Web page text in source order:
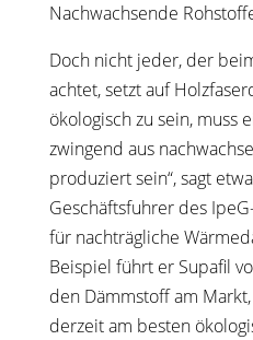
Nachwachsende
Doch nicht jeder, der
achtet, setzt auf
ökologisch zu sein, muss
zwingend aus
produziert sein“, sagt
Geschäftsfuhrer des
für nachträgliche
Beispiel führt er Supafil
den Dämmstoff am
derzeit am besten